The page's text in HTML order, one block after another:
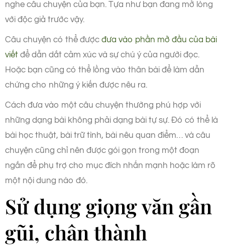
nghe câu chuyện của bạn. Tựa như bạn đang mở lòng
với độc giả trước vậy.
Câu chuyện có thể được đưa vào phần mở đầu của bài
viết để dẫn dắt cảm xúc và sự chú ý của người đọc.
Hoặc bạn cũng có thể lồng vào thân bài để làm dẫn
chứng cho những ý kiến được nêu ra.
Cách đưa vào một câu chuyện thường phú hợp với
những dạng bài không phải dạng bài tự sự. Đó có thể là
bài học thuật, bài trữ tình, bài nêu quan điểm… và câu
chuyện cũng chỉ nên được gói gọn trong một đoạn
ngắn để phụ trợ cho mục đích nhấn mạnh hoặc làm rõ
một nội dung nào đó.
Sử dụng giọng văn gần
gũi, chân thành